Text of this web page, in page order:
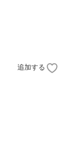
追加する